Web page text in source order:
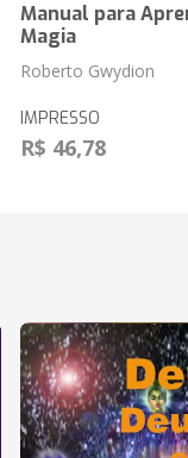
Manual para
Magia
Roberto Gwydion
IMPRESSO
R$ 46,78